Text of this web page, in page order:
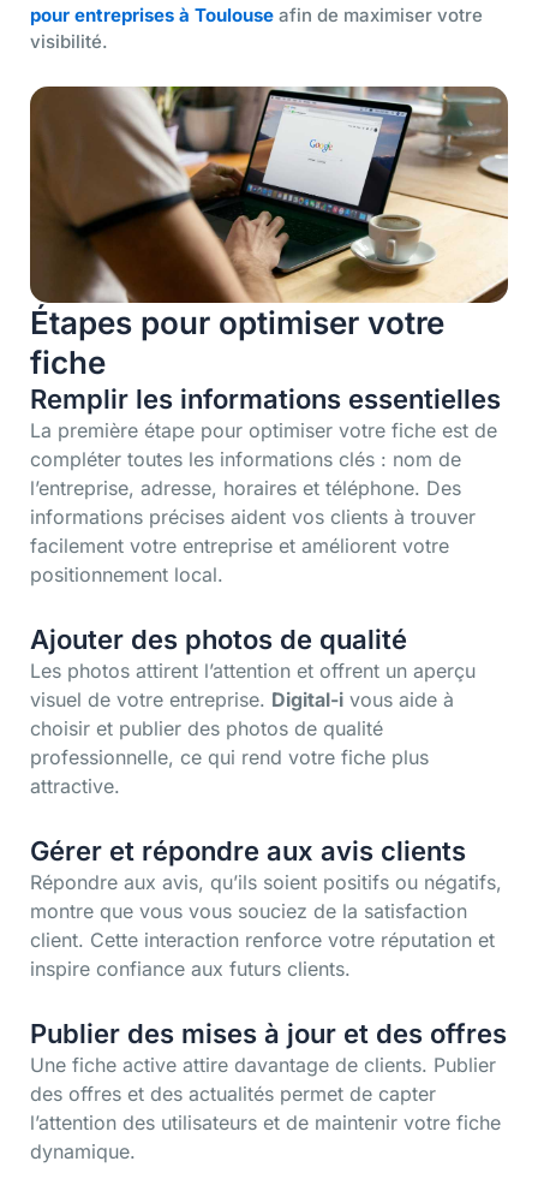
pour entreprises à Toulouse afin de maximiser votre
visibilité.
Étapes pour optimiser votre
fiche
Remplir les informations essentielles
La première étape pour optimiser votre fiche est de
compléter toutes les informations clés : nom de
l’entreprise, adresse, horaires et téléphone. Des
informations précises aident vos clients à trouver
facilement votre entreprise et améliorent votre
positionnement local.
Ajouter des photos de qualité
Les photos attirent l’attention et offrent un aperçu
visuel de votre entreprise. Digital-i vous aide à
choisir et publier des photos de qualité
professionnelle, ce qui rend votre fiche plus
attractive.
Gérer et répondre aux avis clients
Répondre aux avis, qu’ils soient positifs ou négatifs,
montre que vous vous souciez de la satisfaction
client. Cette interaction renforce votre réputation et
inspire confiance aux futurs clients.
Publier des mises à jour et des offres
Une fiche active attire davantage de clients. Publier
des offres et des actualités permet de capter
l’attention des utilisateurs et de maintenir votre fiche
dynamique.